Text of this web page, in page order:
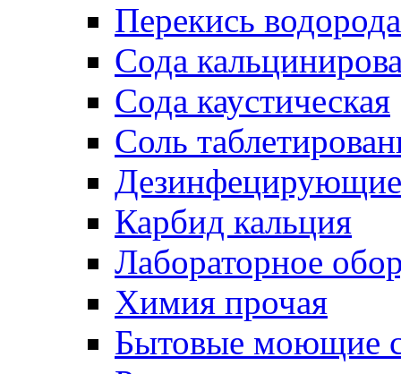
Перекись водорода
Сода
Сода каустическая
Соль
Дезинфецирующие
Карбид кальция
Лабораторное
Химия прочая
Бытовые моющие